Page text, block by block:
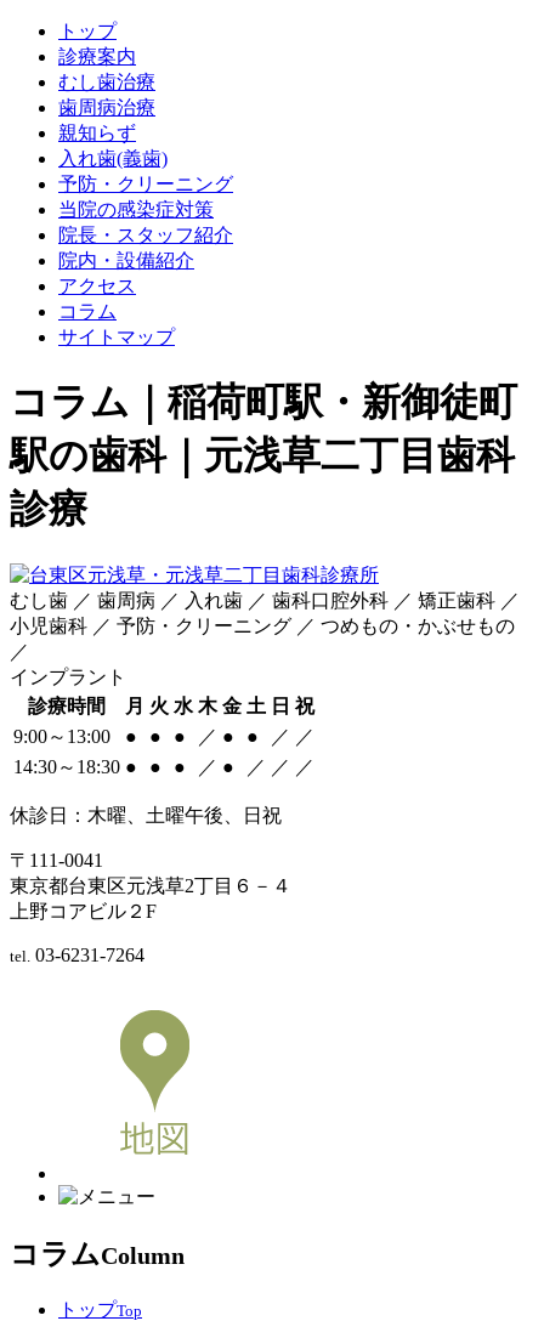
トップ
診療案内
むし歯治療
歯周病治療
親知らず
入れ歯(義歯)
予防・クリーニング
当院の感染症対策
院長・スタッフ紹介
院内・設備紹介
アクセス
コラム
サイトマップ
コラム｜稲荷町駅・新御徒町
駅の歯科｜元浅草二丁目歯科
診療
むし歯 ／ 歯周病 ／ 入れ歯 ／ 歯科口腔外科 ／ 矯正歯科 ／
小児歯科 ／ 予防・クリーニング ／ つめもの・かぶせもの
／
インプラント
診療時間
月 火 水 木 金 土 日 祝
9:00～13:00
● ● ● ／ ● ● ／ ／
14:30～18:30 ● ● ● ／ ● ／ ／ ／
休診日：木曜、土曜午後、日祝
〒111-0041
東京都台東区元浅草2丁目６－４
上野コアビル２F
tel. 03-6231-7264
コラムColumn
トップTop